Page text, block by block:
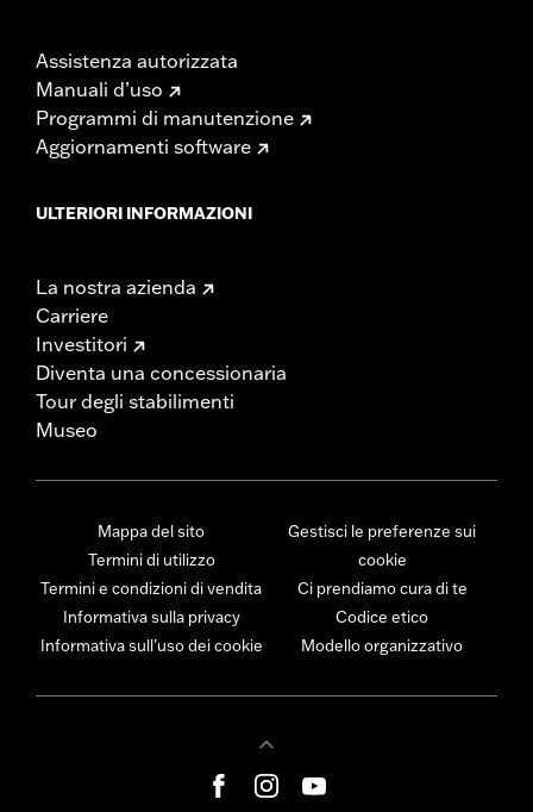
Assistenza autorizzata
Manuali d’uso
Programmi di manutenzione
Aggiornamenti software
ULTERIORI INFORMAZIONI
La nostra azienda
Carriere
Investitori
Diventa una concessionaria
Tour degli stabilimenti
Museo
Mappa del sito
Termini di utilizzo
Termini e condizioni di vendita
Informativa sulla privacy
Informativa sull’uso dei cookie
Gestisci le preferenze sui
cookie
Ci prendiamo cura di te
Codice etico
Modello organizzativo